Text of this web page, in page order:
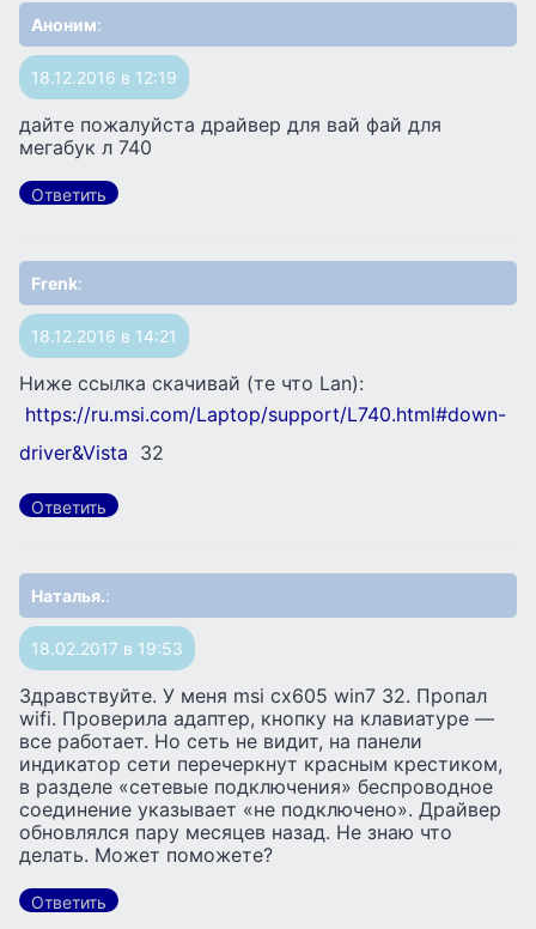
Аноним:
18.12.2016 в 12:19
дайте пожалуйста драйвер для вай фай для
мегабук л 740
Ответить
Frenk:
18.12.2016 в 14:21
Ниже ссылка скачивай (те что Lan):
https://ru.msi.com/Laptop/support/L740.html#down-
driver&Vista 32
Ответить
Наталья.:
18.02.2017 в 19:53
Здравствуйте. У меня msi cx605 win7 32. Пропал
wifi. Проверила адаптер, кнопку на клавиатуре —
все работает. Но сеть не видит, на панели
индикатор сети перечеркнут красным крестиком,
в разделе «сетевые подключения» беспроводное
соединение указывает «не подключено». Драйвер
обновлялся пару месяцев назад. Не знаю что
делать. Может поможете?
Ответить